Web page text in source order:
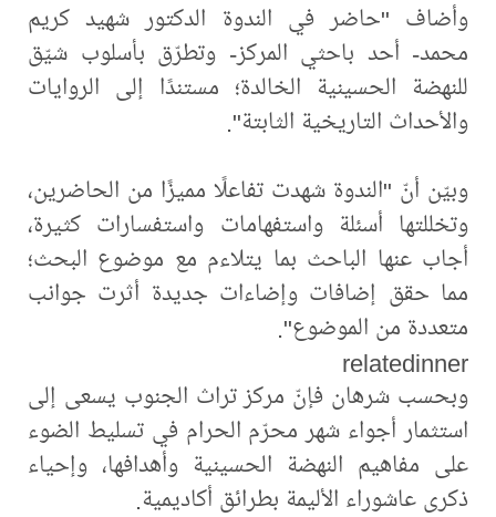
وأضاف "حاضر في الندوة الدكتور شهيد كريم
محمد- أحد باحثي المركز- وتطرّق بأسلوب شيّق
للنهضة الحسينية الخالدة؛ مستندًا إلى الروايات
والأحداث التاريخية الثابتة".
وبيّن أنّ "الندوة شهدت تفاعلًا مميزًا من الحاضرين،
وتخللتها أسئلة واستفهامات واستفسارات كثيرة،
أجاب عنها الباحث بما يتلاءم مع موضوع البحث؛
مما حقق إضافات وإضاءات جديدة أثرت جوانب
متعددة من الموضوع".
relatedinner
وبحسب شرهان فإنّ مركز تراث الجنوب يسعى إلى
استثمار أجواء شهر محرّم الحرام في تسليط الضوء
على مفاهيم النهضة الحسينية وأهدافها، وإحياء
ذكرى عاشوراء الأليمة بطرائق أكاديمية.